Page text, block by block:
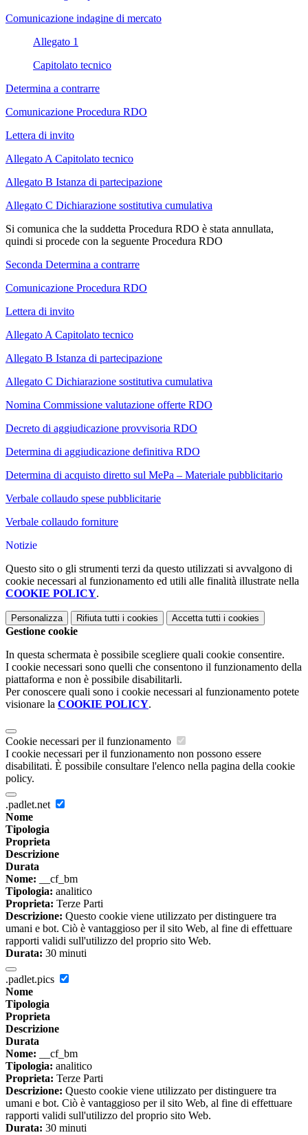
Comunicazione indagine di mercato
Allegato 1
Capitolato tecnico
Determina a contrarre
Comunicazione Procedura RDO
Lettera di invito
Allegato A Capitolato tecnico
Allegato B Istanza di partecipazione
Allegato C Dichiarazione sostitutiva cumulativa
Si comunica che la suddetta Procedura RDO è stata annullata,
quindi si procede con la seguente Procedura RDO
Seconda Determina a contrarre
Comunicazione Procedura RDO
Lettera di invito
Allegato A Capitolato tecnico
Allegato B Istanza di partecipazione
Allegato C Dichiarazione sostitutiva cumulativa
Nomina Commissione valutazione offerte RDO
Decreto di aggiudicazione provvisoria RDO
Determina di aggiudicazione definitiva RDO
Determina di acquisto diretto sul MePa – Materiale pubblicitario
Verbale collaudo spese pubblicitarie
Verbale collaudo forniture
Notizie
Questo sito o gli strumenti terzi da questo utilizzati si avvalgono di
cookie necessari al funzionamento ed utili alle finalità illustrate nella
COOKIE POLICY.
Personalizza Rifiuta tutti i cookies Accetta tutti i cookies
Gestione cookie
In questa schermata è possibile scegliere quali cookie consentire.
I cookie necessari sono quelli che consentono il funzionamento della
piattaforma e non è possibile disabilitarli.
Per conoscere quali sono i cookie necessari al funzionamento potete
visionare la COOKIE POLICY.
Cookie necessari per il funzionamento
I cookie necessari per il funzionamento non possono essere
disabilitati. È possibile consultare l'elenco nella pagina della cookie
policy.
.padlet.net
Nome
Tipologia
Proprieta
Descrizione
Durata
Nome: __cf_bm
Tipologia: analitico
Proprieta: Terze Parti
Descrizione: Questo cookie viene utilizzato per distinguere tra
umani e bot. Ciò è vantaggioso per il sito Web, al fine di effettuare
rapporti validi sull'utilizzo del proprio sito Web.
Durata: 30 minuti
.padlet.pics
Nome
Tipologia
Proprieta
Descrizione
Durata
Nome: __cf_bm
Tipologia: analitico
Proprieta: Terze Parti
Descrizione: Questo cookie viene utilizzato per distinguere tra
umani e bot. Ciò è vantaggioso per il sito Web, al fine di effettuare
rapporti validi sull'utilizzo del proprio sito Web.
Durata: 30 minuti